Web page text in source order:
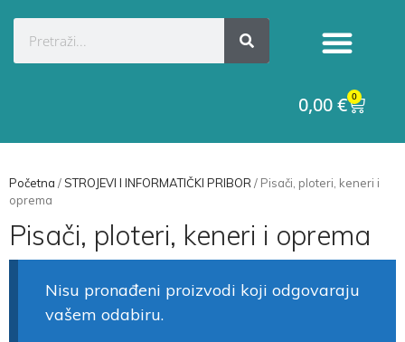
0,00€ 0
Početna /STROJEVI I INFORMATIČKI PRIBOR / Pisači, ploteri, keneri i
oprema
Pisači, ploteri, keneri i oprema
Nisu pronađeni proizvodi koji odgovaraju
vašem odabiru.